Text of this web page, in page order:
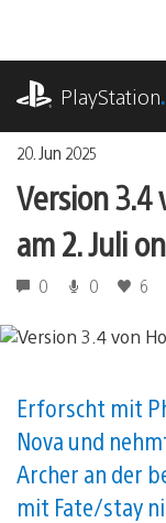
springen
PlayStation
20. Jun 2025
Version 3.4
am 2. Juli
0 0 6
Erforscht mit
Nova und
Archer an der
mit Fate/stay